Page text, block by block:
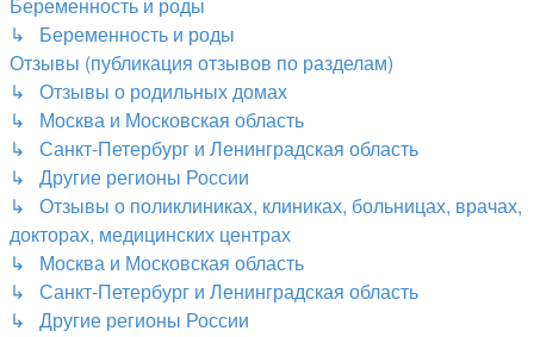
↳ Беременность и роды
Отзывы (публикация отзывов по разделам)
↳ Отзывы о родильных домах
↳ Москва и Московская область
↳ Санкт-Петербург и Ленинградская область
↳ Другие регионы России
↳ Отзывы о поликлиниках, клиниках, больницах, врачах,
докторах, медицинских центрах
↳ Москва и Московская область
↳ Санкт-Петербург и Ленинградская область
↳ Другие регионы России